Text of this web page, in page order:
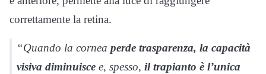
correttamente la retina.
“Quando la cornea perde trasparenza, la capacità
visiva diminuisce e, spesso, il trapianto è l’unica